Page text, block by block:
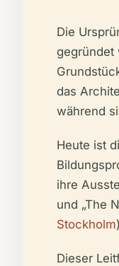
Die
gegründet
das
während
Heute ist
ihre
und „The
Stockholm
Dieser